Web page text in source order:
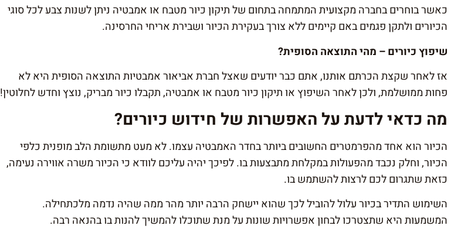
כאשר בוחרים בחברה מקצועית המתמחה בתחום של תיקון כיור מטבח או אמבטיה ניתן לשנות צבע לכל סוגי
הכיורים ולתקן פגמים באם קיימים ללא צורך בעקירת הכיור ושבירת אריחי החרסינה.
שיפוץ כיורים – מהי התוצאה הסופית?
אז לאחר שקצת הכרתם אותנו, אתם כבר יודעים שאצל חברת אביאור אמבטיות התוצאה הסופית היא לא
פחות ממושלמת, ולכן לאחר השיפוץ או תיקון כיור מטבח או אמבטיה, תקבלו כיור מבריק, נוצץ וחדש לחלוטין!
מה כדאי לדעת על האפשרות של חידוש כיורים?
הכיור הוא אחד מהפרמטרים החשובים ביותר בחדר האמבטיה עצמו. לא מעט מתשומת הלב מופנית כלפי
הכיור, וחלק נכבד מהפעולות במקלחת מתבצעות בו. לפיכך יהיה עליכם לוודא כי הכיור משרה אווירה נעימה,
כזאת שתגרום לכם לרצות להשתמש בו.
השימוש התדיר בכיור עלול להוביל לכך שהוא יישחק הרבה יותר מהר ממה שהיה נדמה מלכתחילה.
המשמעות היא שתצטרכו לבחון אפשרויות שונות על מנת שתוכלו להמשיך להנות בו בהנאה רבה.